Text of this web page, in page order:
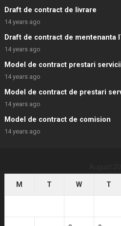
Draft de contract de livrare
14 years ago
Draft de contract de mentenanta
14 years ago
Model de contract prestari
14 years ago
Model de contract de prestari
14 years ago
Model de contract de comision
14 years ago
M T W T